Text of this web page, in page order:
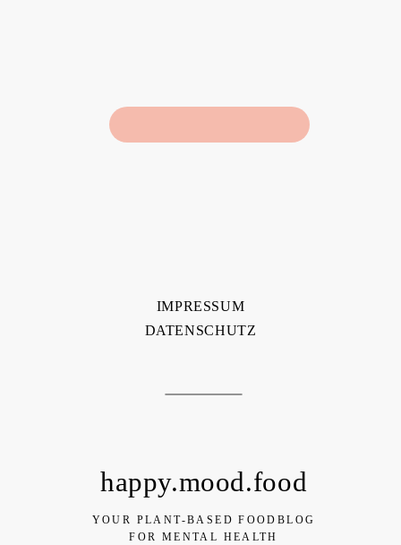
happy.mood.food
IMPRESSUM
DATENSCHUTZ
YOUR PLANT-BASED FOODBLOG
FOR MENTAL HEALTH